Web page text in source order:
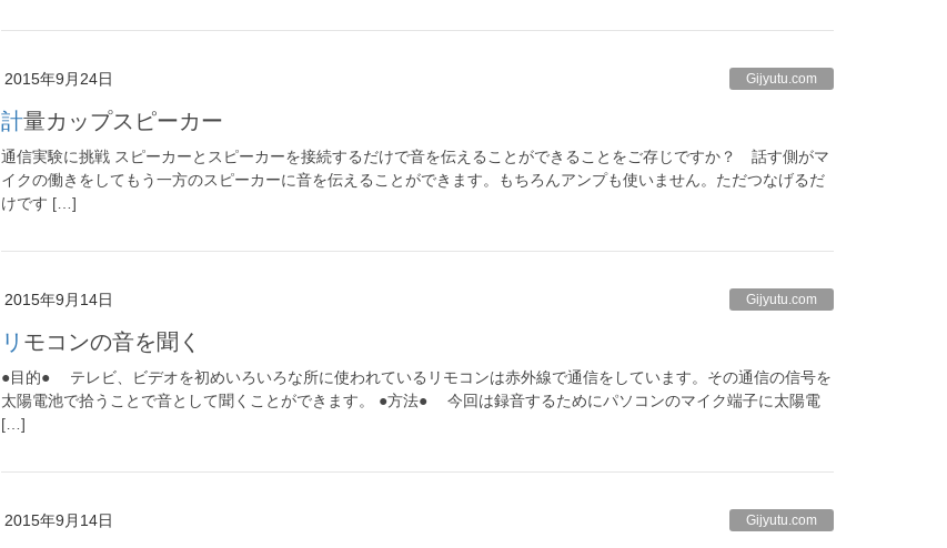
2015年9月24日 Gijyutu.com
計量カップスピーカー
通信実験に挑戦 スピーカーとスピーカーを接続するだけで音を伝えることができることをご存じですか？ 話す側がマ
イクの働きをしてもう一方のスピーカーに音を伝えることができます。もちろんアンプも使いません。ただつなげるだ
けです […]
2015年9月14日 Gijyutu.com
リモコンの音を聞く
●目的● テレビ、ビデオを初めいろいろな所に使われているリモコンは赤外線で通信をしています。その通信の信号を
太陽電池で拾うことで音として聞くことができます。 ●方法● 今回は録音するためにパソコンのマイク端子に太陽電
[…]
2015年9月14日 Gijyutu.com